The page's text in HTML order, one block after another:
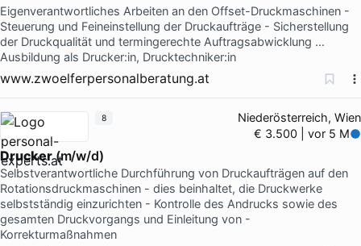
Eigenverantwortliches Arbeiten an den Offset-Druckmaschinen -
Steuerung und Feineinstellung der Druckaufträge - Sicherstellung
der Druckqualität und termingerechte Auftragsabwicklung …
Ausbildung als Drucker:in, Drucktechniker:in
www.zwoelferpersonalberatung.at
Niederösterreich, Wien
€ 3.500 | vor 5 M
Drucker(m/w/d)
Selbstverantwortliche Durchführung von Druckaufträgen auf den
Rotationsdruckmaschinen - dies beinhaltet, die Druckwerke
selbstständig einzurichten - Kontrolle des Andrucks sowie des
gesamten Druckvorgangs und Einleitung von -
Korrekturmaßnahmen
8